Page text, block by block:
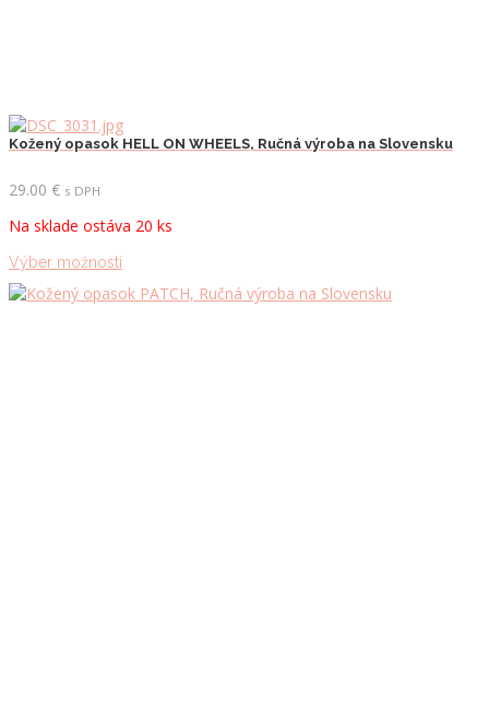
Kožený opasok HELL ON WHEELS, Ručná výroba na Slovensku
29.00 € s DPH
Na sklade ostáva 20 ks
Výber možnostíTento
má